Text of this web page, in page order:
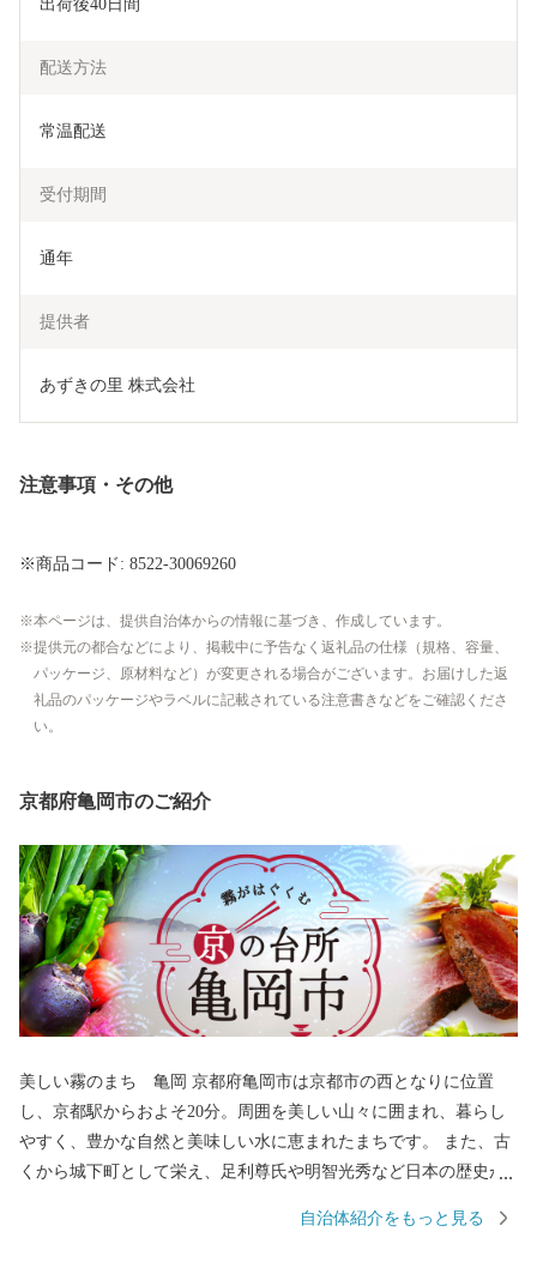
出荷後40日間
配送方法
常温配送
受付期間
通年
提供者
あずきの里 株式会社
注意事項・その他
※商品コード: 8522-30069260
本ページは、提供自治体からの情報に基づき、作成しています。
提供元の都合などにより、掲載中に予告なく返礼品の仕様（規格、容量、
パッケージ、原材料など）が変更される場合がございます。お届けした返
礼品のパッケージやラベルに記載されている注意書きなどをご確認くださ
い。
京都府亀岡市のご紹介
美しい霧のまち 亀岡 京都府亀岡市は京都市の西となりに位置
し、京都駅からおよそ20分。周囲を美しい山々に囲まれ、暮らし
やすく、豊かな自然と美味しい水に恵まれたまちです。 また、古
くから城下町として栄え、足利尊氏や明智光秀など日本の歴史が
亀岡盆地一帯に発生する「丹波霧」が、亀岡を象徴する風景とし
自治体紹介をもっと見る